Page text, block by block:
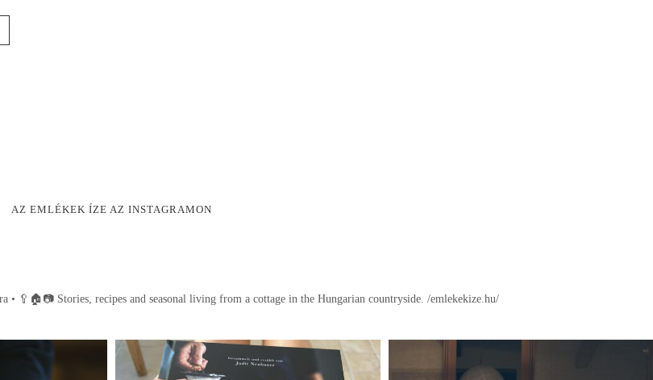
AZ EMLÉKEK ÍZE AZ INSTAGRAMON
• 🥄🏠📷Stories, recipes and seasonal living from a cottage in the Hungarian countryside. /emlekekize.hu/